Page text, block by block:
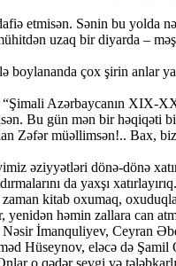
etmisən. Sənin bu yolda
uzaq bir diyarda –
çox şirin anlar
Azərbaycanın XIX-
Bu gün mən bir həqiqəti
Zəfər müəllimsən!..
əziyyətləri dönə-dönə
da yaxşı
kitab oxumaq,
həmin zallara can
Nəsir İmanquliyev,
Hüseynov, eləcə də
o qədər sevgi və